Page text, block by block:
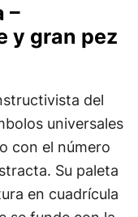
–
y gran pez
del
universales
con el número
Su paleta
en cuadrícula